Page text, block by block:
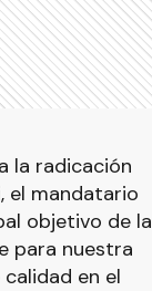
la radicación
el mandatario
objetivo de la
para nuestra
en el